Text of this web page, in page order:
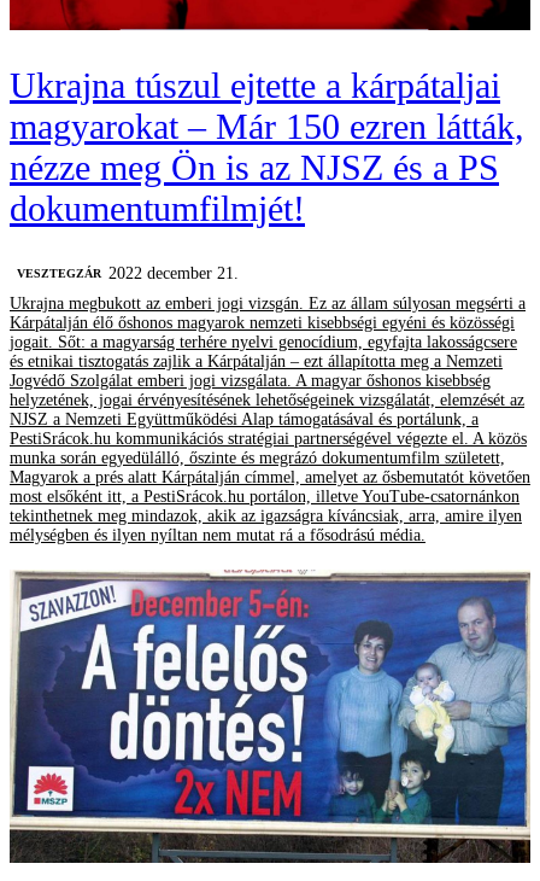
Ukrajna túszul ejtette a kárpátaljai
magyarokat – Már 150 ezren látták,
nézze meg Ön is az NJSZ és a PS
dokumentumfilmjét!
VESZTEGZÁR
2022 december 21.
Ukrajna megbukott az emberi jogi vizsgán. Ez az állam súlyosan megsérti a
Kárpátalján élő őshonos magyarok nemzeti kisebbségi egyéni és közösségi
jogait. Sőt: a magyarság terhére nyelvi genocídium, egyfajta lakosságcsere
és etnikai tisztogatás zajlik a Kárpátalján – ezt állapította meg a Nemzeti
Jogvédő Szolgálat emberi jogi vizsgálata. A magyar őshonos kisebbség
helyzetének, jogai érvényesítésének lehetőségeinek vizsgálatát, elemzését az
NJSZ a Nemzeti Együttműködési Alap támogatásával és portálunk, a
PestiSrácok.hu kommunikációs stratégiai partnerségével végezte el. A közös
munka során egyedülálló, őszinte és megrázó dokumentumfilm született,
Magyarok a prés alatt Kárpátalján címmel, amelyet az ősbemutatót követően
most elsőként itt, a PestiSrácok.hu portálon, illetve YouTube-csatornánkon
tekinthetnek meg mindazok, akik az igazságra kíváncsiak, arra, amire ilyen
mélységben és ilyen nyíltan nem mutat rá a fősodrású média.